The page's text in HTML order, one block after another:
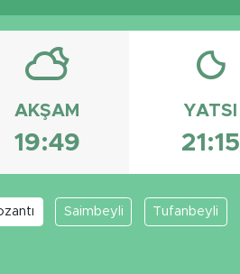
AKŞAM
19:49
YATSI
21:15
Saimbeyli Tufanbeyli